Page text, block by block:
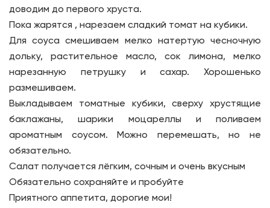
доводим до первого хруста.
Пока жарятся , нарезаем сладкий томат на кубики.
Для соуса смешиваем мелко натертую чесночную
дольку, растительное масло, сок лимона, мелко
нарезанную петрушку и сахар. Хорошенько
размешиваем.
Выкладываем томатные кубики, сверху хрустящие
баклажаны, шарики моцареллы и поливаем
ароматным соусом. Можно перемешать, но не
обязательно.
Салат получается лёгким, сочным и очень вкусным
Обязательно сохраняйте и пробуйте
Приятного аппетита, дорогие мои!